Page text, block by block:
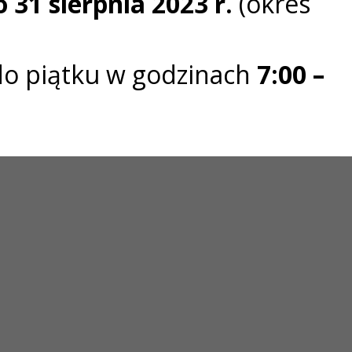
piątku w godzinach 7:00 –